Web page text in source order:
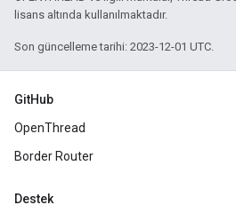
lisans altında kullanılmaktadır.
Son güncelleme tarihi: 2023-12-01 UTC.
GitHub
OpenThread
Border Router
Destek